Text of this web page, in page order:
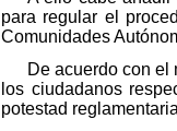
para regular el
Comunidades
De acuerdo con el
los ciudadanos
potestad